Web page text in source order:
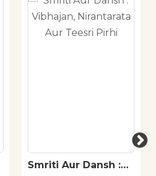
Smriti Aur Dansh :